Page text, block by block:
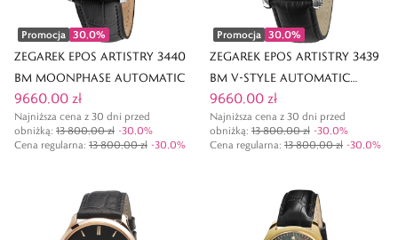
Promocja 30,0%
ZEGAREK EPOS ARTISTRY 3440
BM MOONPHASE AUTOMATIC
9660,00 zł
Najniższa cena z 30 dni przed
obniżką: 13 800,00 zł -30,0%
Cena regularna: 13 800,00 zł -30,0%
Promocja 30,0%
ZEGAREK EPOS ARTISTRY 3439
BM V-STYLE AUTOMATIC
MOONPHASE
9660,00 zł
Najniższa cena z 30 dni przed
obniżką: 13 800,00 zł -30,0%
Cena regularna: 13 800,00 zł -30,0%